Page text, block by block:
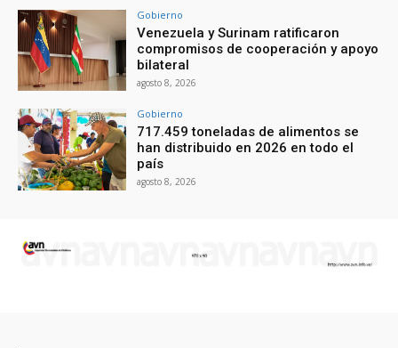
Gobierno
Venezuela y Surinam ratificaron
compromisos de cooperación y apoyo
bilateral
agosto 8, 2026
Gobierno
717.459 toneladas de alimentos se
han distribuido en 2026 en todo el
país
agosto 8, 2026